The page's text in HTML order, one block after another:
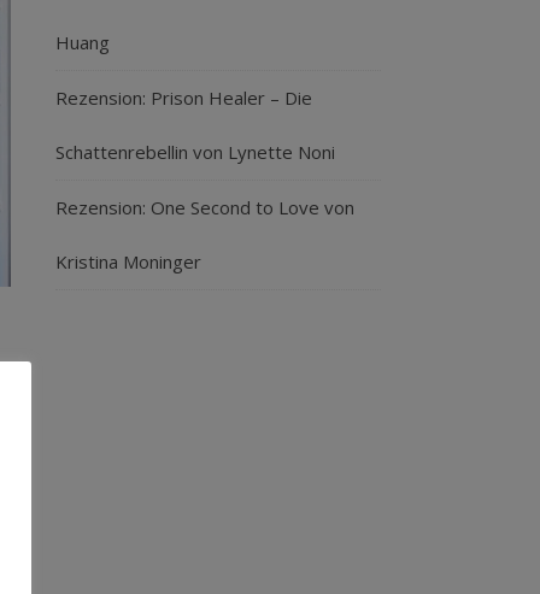
Huang
Rezension: Prison Healer – Die
Schattenrebellin von Lynette Noni
Rezension: One Second to Love von
Kristina Moninger